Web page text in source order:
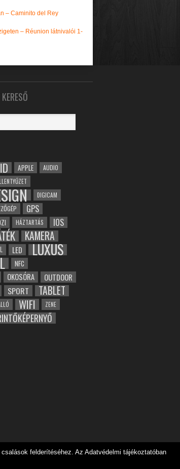
– Caminito del Rey
– Réunion látnivalói 1-
APPLE AUDIO
DIGICAM
GPS
HÁZTARTÁS IOS
KAMERA
LED LUXUS
NFC
OKOSÓRA OUTDOOR
SPORT TABLET
WIFI
ZENE
felderítéséhez. Az Adatvédelmi tájékoztatóban